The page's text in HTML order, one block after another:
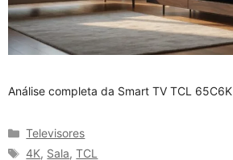
Análise completa da Smart TV TCL 65C6K
Categorias
Televisores
Tags
4K, Sala,TCL